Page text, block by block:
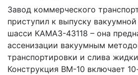
Завод коммерческого
приступил к выпуску
шасси КАМАЗ-43118 – она
ассенизации вакуумным
транспортировки и слива
Конструкция ВМ-10 включает